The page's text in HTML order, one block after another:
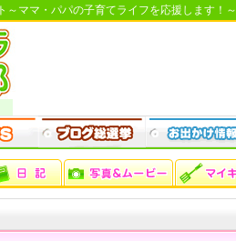
～ママ・パパの子育てライフを応援します！～